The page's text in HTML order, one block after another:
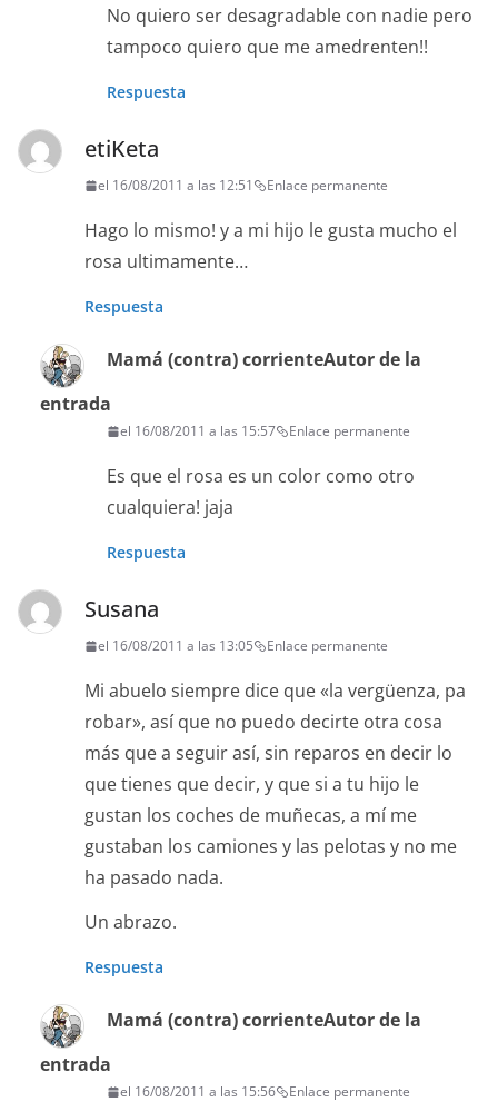
No quiero ser desagradable con nadie pero
tampoco quiero que me amedrenten!!
Respuesta
etiKeta
el 16/08/2011 a las 12:51 Enlace permanente
Hago lo mismo! y a mi hijo le gusta mucho el
rosa ultimamente…
Respuesta
Mamá (contra) corrienteAutor de la
entrada
el 16/08/2011 a las 15:57 Enlace permanente
Es que el rosa es un color como otro
cualquiera! jaja
Respuesta
Susana
el 16/08/2011 a las 13:05 Enlace permanente
Mi abuelo siempre dice que «la vergüenza, pa
robar», así que no puedo decirte otra cosa
más que a seguir así, sin reparos en decir lo
que tienes que decir, y que si a tu hijo le
gustan los coches de muñecas, a mí me
gustaban los camiones y las pelotas y no me
ha pasado nada.
Un abrazo.
Respuesta
Mamá (contra) corrienteAutor de la
entrada
el 16/08/2011 a las 15:56 Enlace permanente